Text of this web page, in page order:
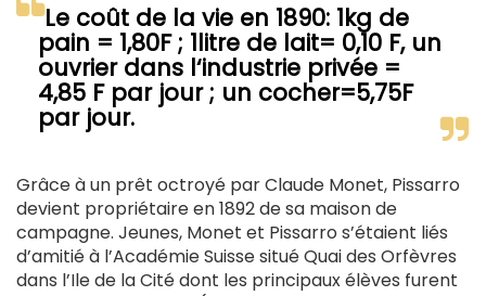
Le coût de la vie en 1890: 1kg de
pain = 1,80F ; 1litre de lait= 0,10 F, un
ouvrier dans l‘industrie privée =
4,85 F par jour ; un cocher=5,75F
par jour.
Grâce à un prêt octroyé par Claude Monet, Pissarro
devient propriétaire en 1892 de sa maison de
campagne. Jeunes, Monet et Pissarro s’étaient liés
d’amitié à l’Académie Suisse situé Quai des Orfèvres
dans l’Ile de la Cité dont les principaux élèves furent